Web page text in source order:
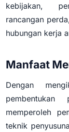
kebijakan,
rancangan
hubungan kerja
Manfaat
Dengan
memperoleh
teknik